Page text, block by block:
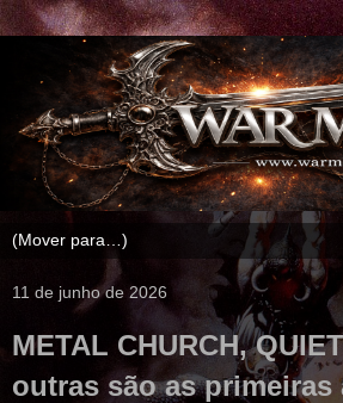
11 de junho de 2026
METAL CHURCH,
outras são as primeiras